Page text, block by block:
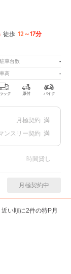
徒歩 12～17分
駐車台数 -
車高 -
ック 原付 バイク
月極契約 満
ンスリー契約 満
時間貸し
月極契約中
い順に2件の特P月